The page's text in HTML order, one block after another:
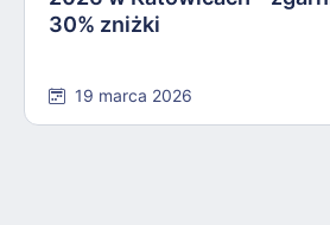
30% zniżki
19 marca 2026